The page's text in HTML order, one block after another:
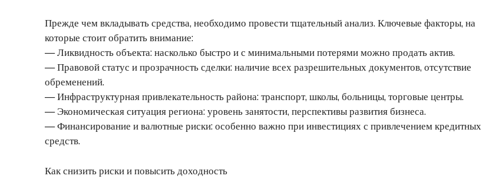
Прежде чем вкладывать средства, необходимо провести тщательный анализ. Ключевые факторы, на
которые стоит обратить внимание:
— Ликвидность объекта: насколько быстро и с минимальными потерями можно продать актив.
— Правовой статус и прозрачность сделки: наличие всех разрешительных документов, отсутствие
обременений.
— Инфраструктурная привлекательность района: транспорт, школы, больницы, торговые центры.
— Экономическая ситуация региона: уровень занятости, перспективы развития бизнеса.
— Финансирование и валютные риски: особенно важно при инвестициях с привлечением кредитных
средств.
Как снизить риски и повысить доходность